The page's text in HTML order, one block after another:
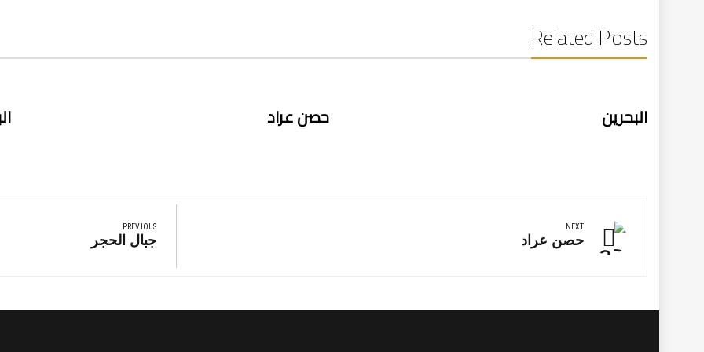
Related Posts
البحرين حصن عراد
المقالات
PREVIOUS
Previous
جبال الحجر
NEXT
Next
حصن عراد